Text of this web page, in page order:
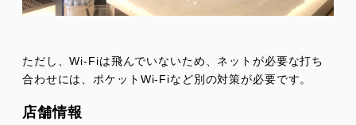
ただし、Wi-Fiは飛んでいないため、ネットが必要な打ち
合わせには、ポケットWi-Fiなど別の対策が必要です。
店舗情報